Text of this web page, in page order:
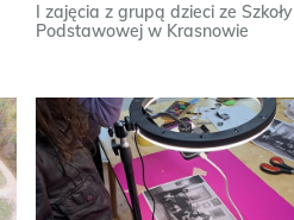
I zajęcia z grupą dzieci ze Szkoły
Podstawowej w Krasnowie